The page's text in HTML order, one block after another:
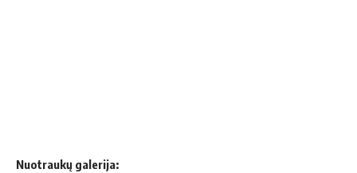
Nuotraukų galerija: